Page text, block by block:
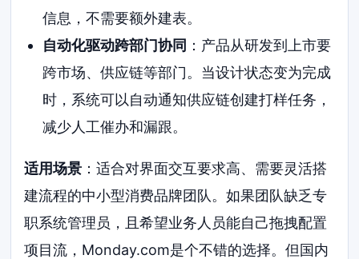
信息，不需要额外建表。
自动化驱动跨部门协同 ：产品从研发到上市要
跨市场、供应链等部门。当设计状态变为完成
时，系统可以自动通知供应链创建打样任务，
减少人工催办和漏跟。
适用场景 ：适合对界面交互要求高、需要灵活搭
建流程的中小型消费品牌团队。如果团队缺乏专
职系统管理员，且希望业务人员能自己拖拽配置
项目流，Monday.com是个不错的选择。但国内